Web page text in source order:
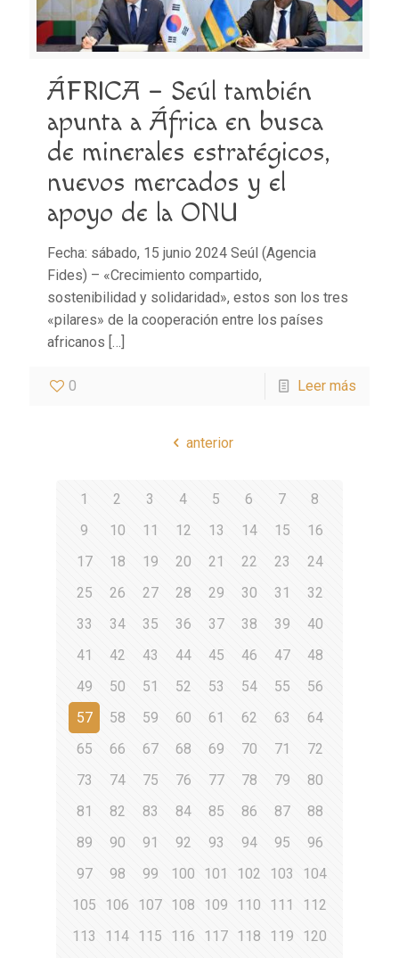
ÁFRICA – Seúl también
apunta a África en busca
de minerales estratégicos,
nuevos mercados y el
apoyo de la ONU
Fecha: sábado, 15 junio 2024 Seúl (Agencia
Fides) – «Crecimiento compartido,
sostenibilidad y solidaridad», estos son los tres
«pilares» de la cooperación entre los países
africanos […]
0 Leer más
anterior
1 2 3 4 5 6 7
8
9
10 11 12 13 14 15
16
17
18 19 20 21 22 23
24
25
26 27 28 29 30 31
32
33
34 35 36 37 38 39
40
41
42 43 44 45 46 47
48
49
50 51 52 53 54 55
56
57
58 59 60 61 62 63
64
65
66 67 68 69 70 71
72
73
74 75 76 77 78 79
80
81
82 83 84 85 86 87
88
89
90 91 92 93 94 95
96
97
98 99 100 101 102 103
104
105
106 107 108 109 110 111
112
113
114 115 116 117 118 119
120